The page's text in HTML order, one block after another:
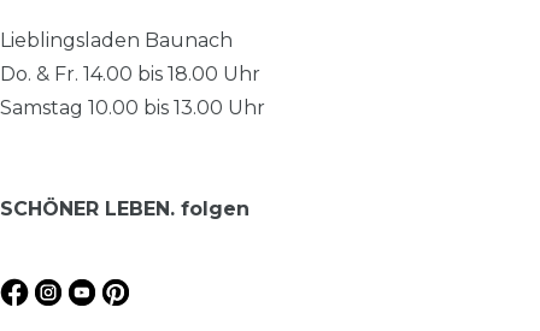
Lieblingsladen Baunach
Do. & Fr. 14.00 bis 18.00 Uhr
Samstag 10.00 bis 13.00 Uhr
SCHÖNER LEBEN. folgen